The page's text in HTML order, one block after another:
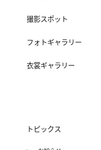
撮影スポット
フォトギャラリー
衣裳ギャラリー
トピックス